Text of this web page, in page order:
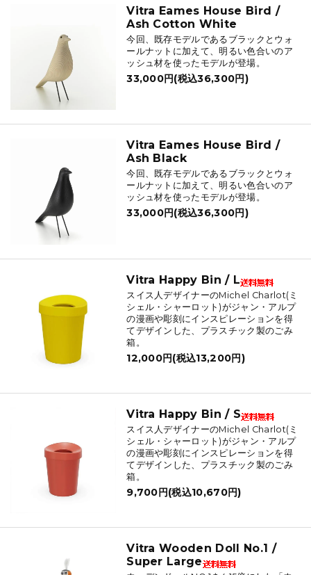
Vitra Eames House Bird /
Ash Cotton White
今回、既存モデルであるブラックとウォ
ールナットに加えて、明るい色合いのア
ッシュ材を使ったモデルが登場。
33,000円(税込36,300円)
Vitra Eames House Bird /
Ash Black
今回、既存モデルであるブラックとウォ
ールナットに加えて、明るい色合いのア
ッシュ材を使ったモデルが登場。
33,000円(税込36,300円)
Vitra Happy Bin / L
スイス人デザイナーのMichel Charlot(ミ
シェル・シャーロット)がジャン・アルプ
の漫画や彫刻にインスピレーションを得
てデザインした、プラスチック製のごみ
箱。
12,000円(税込13,200円)
Vitra Happy Bin / S
スイス人デザイナーのMichel Charlot(ミ
シェル・シャーロット)がジャン・アルプ
の漫画や彫刻にインスピレーションを得
てデザインした、プラスチック製のごみ
箱。
9,700円(税込10,670円)
Vitra Wooden Doll No.1 /
Super Large